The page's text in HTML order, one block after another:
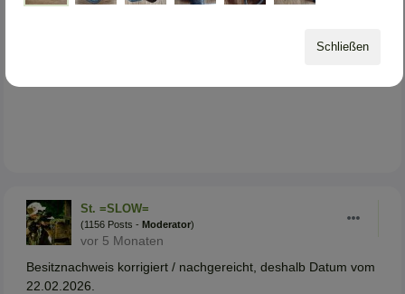
Schließen
Abgabe ausschließlich 18+
St. =SLOW=
(1156 Posts - Moderator)
vor 5 Monaten
Besitznachweis korrigiert / nachgereicht, deshalb Datum vom
22.02.2026.